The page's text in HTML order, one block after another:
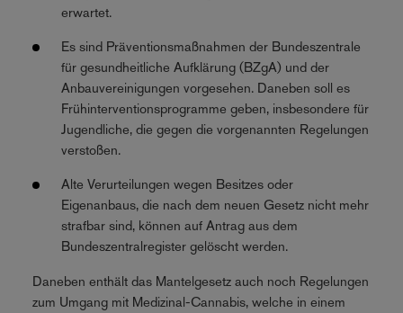
erwartet.
Es sind Präventionsmaßnahmen der Bundeszentrale
für gesundheitliche Aufklärung (BZgA) und der
Anbauvereinigungen vorgesehen. Daneben soll es
Frühinterventionsprogramme geben, insbesondere für
Jugendliche, die gegen die vorgenannten Regelungen
verstoßen.
Alte Verurteilungen wegen Besitzes oder
Eigenanbaus, die nach dem neuen Gesetz nicht mehr
strafbar sind, können auf Antrag aus dem
Bundeszentralregister gelöscht werden.
Daneben enthält das Mantelgesetz auch noch Regelungen
zum Umgang mit Medizinal-Cannabis, welche in einem